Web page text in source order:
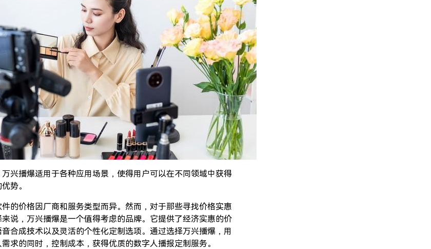
兴播爆适用于各种应用场景，使得用户可以在不同领域中获得
势。
的价格因厂商和服务类型而异。然而，对于那些寻找价格实惠
说，万兴播爆是一个值得考虑的品牌。它提供了经济实惠的价
合成技术以及灵活的个性化定制选项。通过选择万兴播爆，用
求的同时，控制成本，获得优质的数字人播报定制服务。